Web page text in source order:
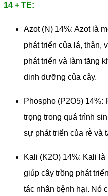
14 + TE:
Azot (N) 14%: Azot là
phát triển của lá, thân,
phát triển và làm tăng
dinh dưỡng của cây.
Phospho (P2O5) 14%:
trọng trong quá trình
sự phát triển của rễ và
Kali (K2O) 14%: Kali
giúp cây trồng phát
tác nhân bệnh hại. Nó